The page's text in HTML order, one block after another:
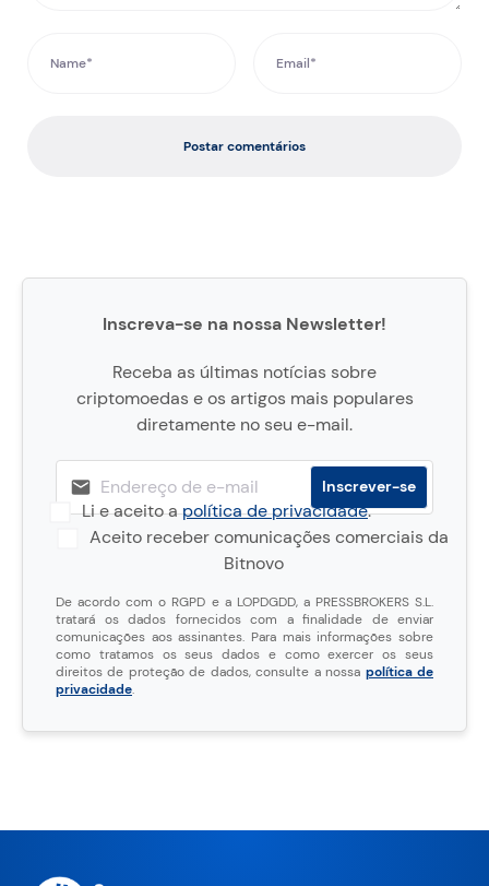
Postar comentários
Inscreva-se na nossa Newsletter!
Receba as últimas notícias sobre
criptomoedas e os artigos mais populares
diretamente no seu e-mail.
Li e aceito apolítica de privacidade.
Aceito receber comunicações comerciais da
Bitnovo
De acordo com o RGPD e a LOPDGDD, a PRESSBROKERS S.L.
tratará os dados fornecidos com a finalidade de enviar
comunicações aos assinantes. Para mais informações sobre
como tratamos os seus dados e como exercer os seus
direitos de proteção de dados, consulte a nossa política de
privacidade.